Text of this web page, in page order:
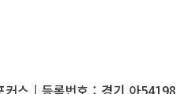
스 | 등록번호 : 경기 아54198